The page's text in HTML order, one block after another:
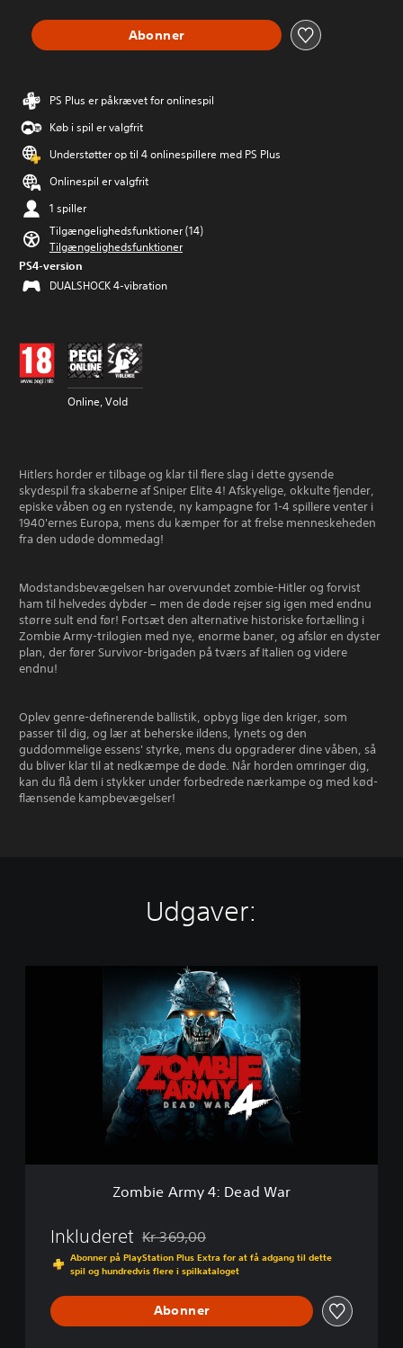
Abonner
PS Plus er påkrævet for onlinespil
Køb i spil er valgfrit
Understøtter op til 4 onlinespillere med PS Plus
Onlinespil er valgfrit
1 spiller
Tilgængelighedsfunktioner (14)
Tilgængelighedsfunktioner
PS4-version
DUALSHOCK 4-vibration
Online, Vold
Hitlers horder er tilbage og klar til flere slag i dette gysende
skydespil fra skaberne af Sniper Elite 4! Afskyelige, okkulte fjender,
episke våben og en rystende, ny kampagne for 1-4 spillere venter i
1940'ernes Europa, mens du kæmper for at frelse menneskeheden
fra den udøde dommedag!
Modstandsbevægelsen har overvundet zombie-Hitler og forvist
ham til helvedes dybder – men de døde rejser sig igen med endnu
større sult end før! Fortsæt den alternative historiske fortælling i
Zombie Army-trilogien med nye, enorme baner, og afslør en dyster
plan, der fører Survivor-brigaden på tværs af Italien og videre
endnu!
Oplev genre-definerende ballistik, opbyg lige den kriger, som
passer til dig, og lær at beherske ildens, lynets og den
guddommelige essens' styrke, mens du opgraderer dine våben, så
du bliver klar til at nedkæmpe de døde. Når horden omringer dig,
kan du flå dem i stykker under forbedrede nærkampe og med kød-
flænsende kampbevægelser!
Udgaver:
:
Zombie Army 4: Dead War
Inkluderet Nedsat fra den normale pris på Kr 369,00
Kr 369,00
Abonner på PlayStation Plus Extra for at få adgang til dette
spil og hundredvis flere i spilkataloget
Abonner